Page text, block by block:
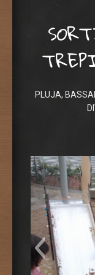
PLUJA,